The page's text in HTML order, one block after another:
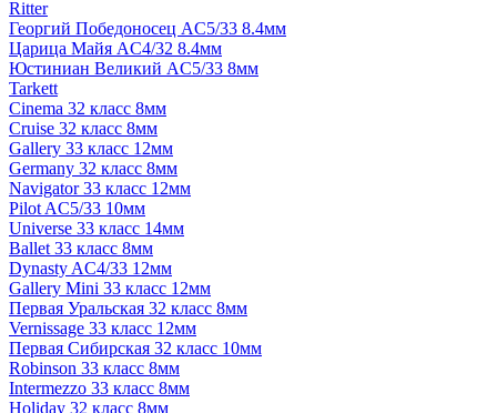
Ritter
Георгий Победоносец AC5/33 8.4мм
Царица Майя AC4/32 8.4мм
Юстиниан Великий AC5/33 8мм
Tarkett
Cinema 32 класс 8мм
Cruise 32 класс 8мм
Gallery 33 класс 12мм
Germany 32 класс 8мм
Navigator 33 класс 12мм
Pilot AC5/33 10мм
Universe 33 класс 14мм
Ballet 33 класс 8мм
Dynasty AC4/33 12мм
Gallery Mini 33 класс 12мм
Первая Уральская 32 класс 8мм
Vernissage 33 класс 12мм
Первая Сибирская 32 класс 10мм
Robinson 33 класс 8мм
Intermezzo 33 класс 8мм
Holiday 32 класс 8мм